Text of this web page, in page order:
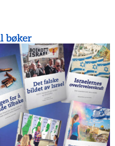
bøker